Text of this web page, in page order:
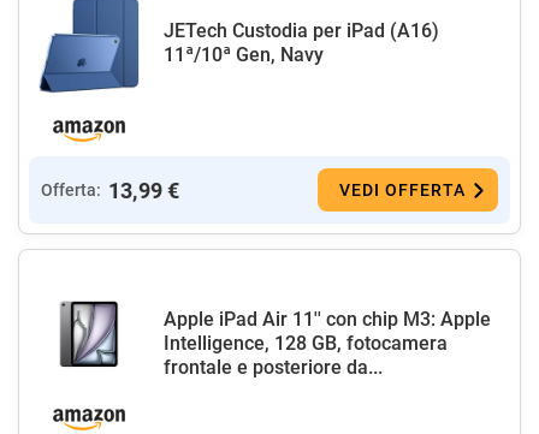
JETech Custodia per iPad (A16)
11ª/10ª Gen, Navy
Offerta: 13,99 € VEDI OFFERTA
Apple iPad Air 11'' con chip M3: Apple
Intelligence, 128 GB, fotocamera
frontale e posteriore da...